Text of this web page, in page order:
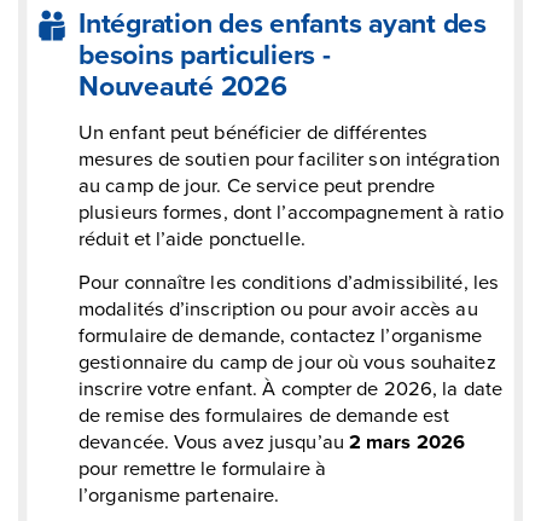
Intégration des enfants ayant des
besoins particuliers -
Nouveauté 2026
Un enfant peut bénéficier de différentes
mesures de soutien pour faciliter son intégration
au camp de jour. Ce service peut prendre
plusieurs formes, dont l’accompagnement à ratio
réduit et l’aide ponctuelle.
Pour connaître les conditions d’admissibilité, les
modalités d’inscription ou pour avoir accès au
formulaire de demande, contactez l’organisme
gestionnaire du camp de jour où vous souhaitez
inscrire votre enfant. À compter de 2026, la date
de remise des formulaires de demande est
devancée. Vous avez jusqu’au 2 mars 2026
pour remettre le formulaire à
l’organisme partenaire.